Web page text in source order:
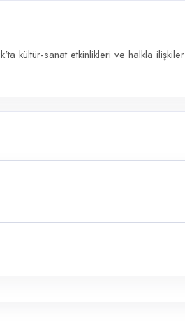
kültür-sanat etkinlikleri ve halkla ilişkiler